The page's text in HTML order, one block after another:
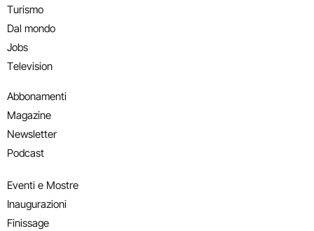
Turismo
Dal mondo
Jobs
Television
Abbonamenti
Magazine
Newsletter
Podcast
Eventi e Mostre
Inaugurazioni
Finissage